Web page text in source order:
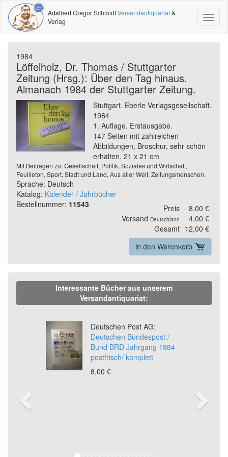
Adalbert Gregor SchmidtVersandantiquariat&
Verlag
1984
Löffelholz, Dr. Thomas / Stuttgarter
Zeitung (Hrsg.): Über den Tag hinaus.
Almanach 1984 der Stuttgarter Zeitung.
Stuttgart. Eberle Verlagsgesellschaft.
1984
1. Auflage. Erstausgabe.
147 Seiten mit zahlreichen
Abbildungen, Broschur, sehr schön
erhalten. 21 x 21 cm
Mit Beiträgen zu: Gesellschaft, Politik, Soziales und Wirtschaft,
Feuilleton, Sport, Stadt und Land, Aus aller Welt, Zeitungsmenschen.
Sprache: Deutsch
Katalog: Kalender / Jahrbücher
Bestellnummer: 11543 Preis
8,00 €
Versand Deutschland
4,00 €
Gesamt 12,00 €
in den Warenkorb
Interessante Bücher aus unserem
Versandantiquariat:
Deutschen Post AG:
Deutschen Bundespost /
Bund BRD Jahrgang 1984
postfrisch/ komplett
8,00 €
Previous